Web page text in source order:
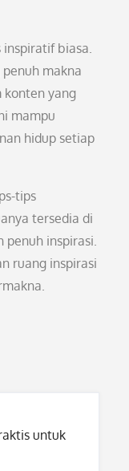
inspiratif biasa.
makna
konten yang
mampu
hidup setiap
tips
tersedia di
penuh inspirasi.
ruang inspirasi
untuk